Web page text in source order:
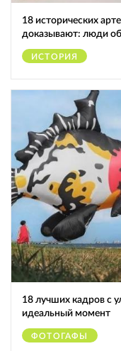
18 исторических
доказывают: люди
ИСТОРИЯ
18 лучших кадров с
идеальный момент
ФОТОГАФЫ